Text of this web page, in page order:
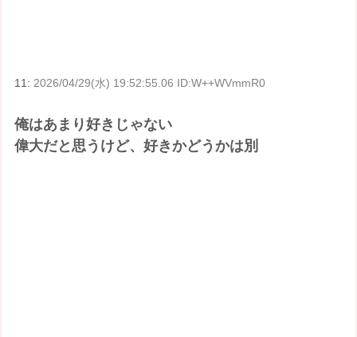
11:2026/04/29(水) 19:52:55.06 ID:W++WVmmR0
俺はあまり好きじゃない
偉大だと思うけど、好きかどうかは別